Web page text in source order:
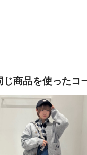
じ商品を使ったコ